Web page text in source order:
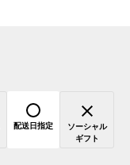
配送日指定
ソーシャル
ギフト